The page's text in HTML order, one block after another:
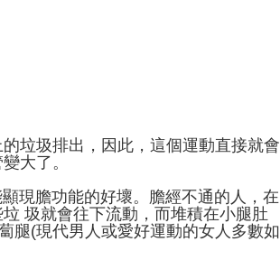
垃圾排出，因此，這個運動直接就會
大了。
現膽功能的好壞。膽經不通的人，在
圾就會往下流動，而堆積在小腿肚
腿(現代男人或愛好運動的女人多數如